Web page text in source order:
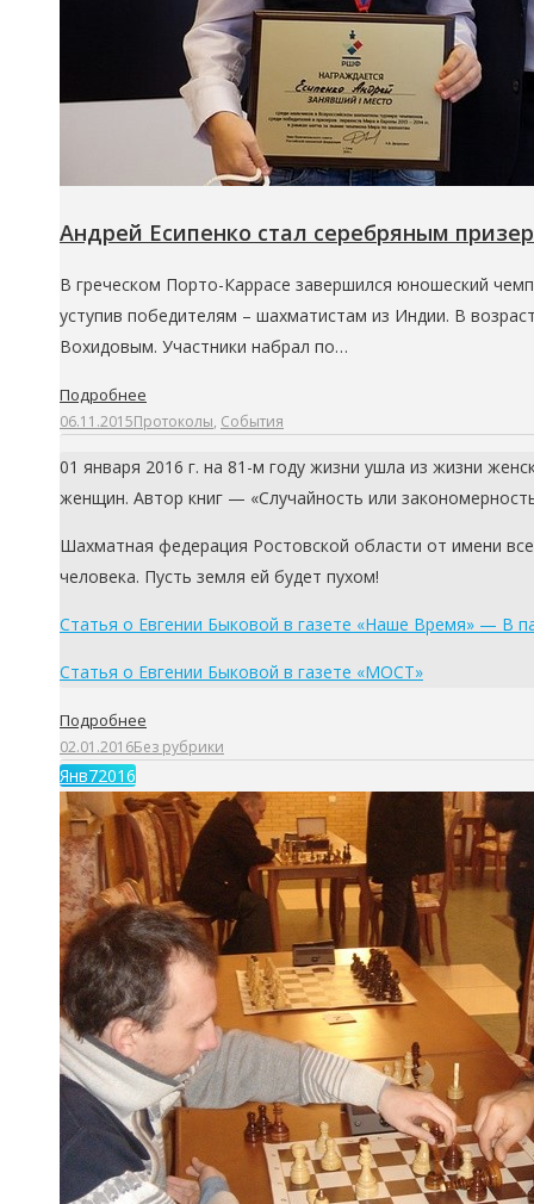
Андрей Есипенко стал серебряным
В греческом Порто-Каррасе завершился юношеский
уступив победителям – шахматистам из Индии. В
Вохидовым. Участники набрал по…
Подробнее
06.11.2015Протоколы, События
01 января 2016 г. на 81-м году жизни ушла из жизни
женщин. Автор книг — «Случайность или
Шахматная федерация Ростовской области от имени
человека. Пусть земля ей будет пухом!
Статья о Евгении Быковой в газете «Наше Время» — В
Статья о Евгении Быковой в газете «МОСТ»
Подробнее
02.01.2016Без рубрики
Янв72016